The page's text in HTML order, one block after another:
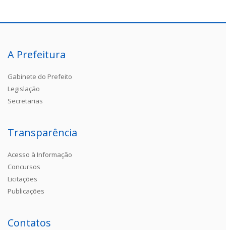
A Prefeitura
Gabinete do Prefeito
Legislação
Secretarias
Transparência
Acesso à Informação
Concursos
Licitações
Publicações
Contatos